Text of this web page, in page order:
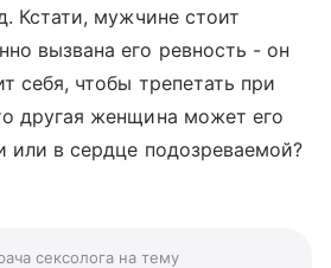
Кстати, мужчине стоит
вызвана его ревность - он
себя, чтобы трепетать при
другая женщина может его
или в сердце подозреваемой?
сексолога на тему